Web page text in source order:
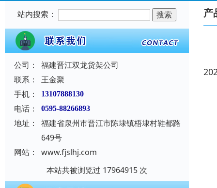
站内搜索：
公司：
福建晋江双龙货架公司
联系：
王金聚
手机：
13107888130
电话： 0595-88266893
地址：
福建省泉州市晋江市陈埭镇梧埭村鞋都路
649号
网站：
www.fjslhj.com
本站共被浏览过 17964915 次
产